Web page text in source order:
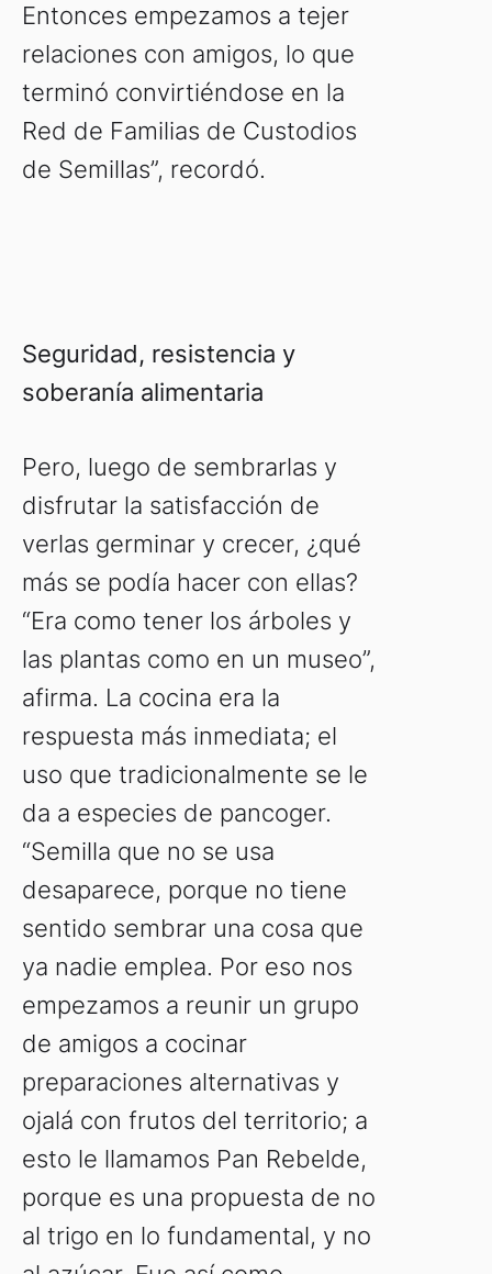
Entonces empezamos a tejer
relaciones con amigos, lo que
terminó convirtiéndose en la
Red de Familias de Custodios
de Semillas”, recordó.
Seguridad, resistencia y
soberanía alimentaria
Pero, luego de sembrarlas y
disfrutar la satisfacción de
verlas germinar y crecer, ¿qué
más se podía hacer con ellas?
“Era como tener los árboles y
las plantas como en un museo”,
afirma. La cocina era la
respuesta más inmediata; el
uso que tradicionalmente se le
da a especies de pancoger.
“Semilla que no se usa
desaparece, porque no tiene
sentido sembrar una cosa que
ya nadie emplea. Por eso nos
empezamos a reunir un grupo
de amigos a cocinar
preparaciones alternativas y
ojalá con frutos del territorio; a
esto le llamamos Pan Rebelde,
porque es una propuesta de no
al trigo en lo fundamental, y no